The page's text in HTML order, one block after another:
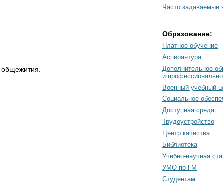
Часто задаваемые
Образование:
Платное обучение
Аспирантура
Дополнительное
и
Военный учебный
Социальное
Доступная среда
Трудоустройство
Центр качества
Библиотека
Учебно-научная
УМО по ГМ
Студентам